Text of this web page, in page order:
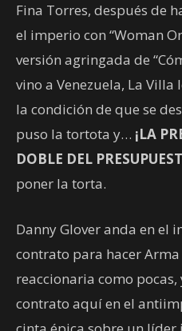
Fina Torres, después de
el imperio con “Woman
versión agringada de
vino a Venezuela, La
la condición de que se
puso la tortota y… ¡LA
DOBLE DEL
poner la torta.
Danny Glover anda en el
contrato para hacer
reaccionaria como
contrato aquí en el